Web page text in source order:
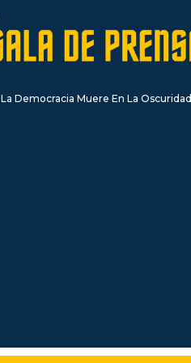
La Democracia Muere En La Oscuridad